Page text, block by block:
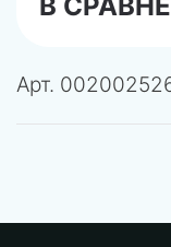
Арт.